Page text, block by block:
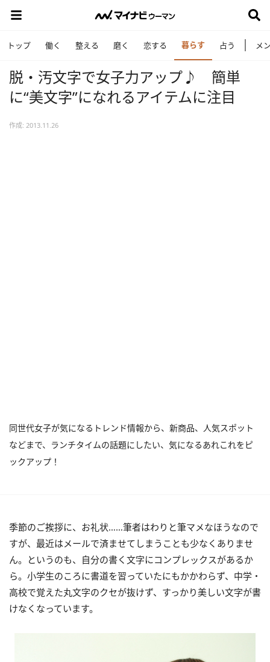
トップ 働く 整える 磨く 恋する 暮らす 占う メ
脱・汚文字で女子力アップ♪ 簡単
に“美文字”になれるアイテムに注目
作成: 2013.11.26
同世代女子が気になるトレンド情報から、新商品、人気スポット
などまで、ランチタイムの話題にしたい、気になるあれこれをピ
ックアップ！
季節のご挨拶に、お礼状……筆者はわりと筆マメなほうなので
すが、最近はメールで済ませてしまうことも少なくありませ
ん。というのも、自分の書く文字にコンプレックスがあるか
ら。小学生のころに書道を習っていたにもかかわらず、中学・
高校で覚えた丸文字のクセが抜けず、すっかり美しい文字が書
けなくなっています。